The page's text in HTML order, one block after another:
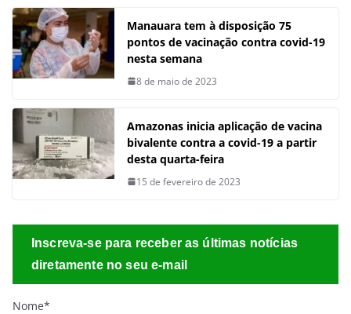
Manauara tem à disposição 75
pontos de vacinação contra covid-19
nesta semana
8 de maio de 2023
Amazonas inicia aplicação de vacina
bivalente contra a covid-19 a partir
desta quarta-feira
15 de fevereiro de 2023
Inscreva-se para receber as últimas notícias
diretamente no seu e-mail
Nome*